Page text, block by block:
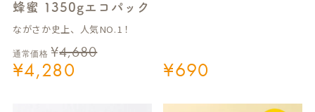
蜂蜜 1350gエコパック
ながさか史上、人気NO.1！
通常価格 ¥4,680
¥4,280 ¥690